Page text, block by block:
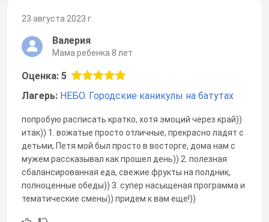
23 августа 2023 г.
Валерия
Мама ребенка 8 лет
Оценка: 5
Лагерь: НЕБО. Городские каникулы на батутах
попробую расписать кратко, хотя эмоций через край))
итак)) 1. вожатые просто отличные, прекрасно ладят с
детьми, Петя мой был просто в восторге, дома нам с
мужем рассказывал как прошел день)) 2. полезная
сбалансированная еда, свежие фрукты на полдник,
полноценные обеды)) 3. супер насыщеная программа и
тематические смены)) придем к вам еще!))